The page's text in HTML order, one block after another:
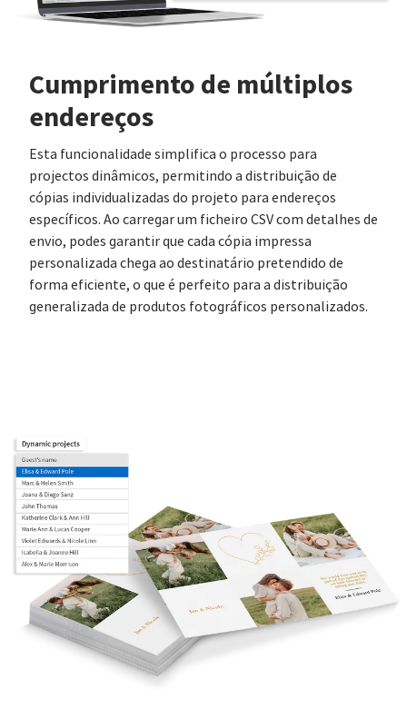
Cumprimento de múltiplos
endereços
Esta funcionalidade simplifica o processo para
projectos dinâmicos, permitindo a distribuição de
cópias individualizadas do projeto para endereços
específicos. Ao carregar um ficheiro CSV com detalhes de
envio, podes garantir que cada cópia impressa
personalizada chega ao destinatário pretendido de
forma eficiente, o que é perfeito para a distribuição
generalizada de produtos fotográficos personalizados.